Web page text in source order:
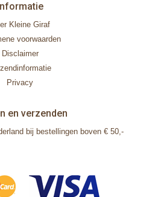
Kleine Giraf
voorwaarden
Disclaimer
Privacy
en verzenden
bij bestellingen boven € 50,-